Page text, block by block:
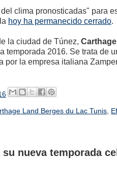
clima pronosticadas" para
hoy ha permanecido cerrado.
la ciudad de Túnez,
temporada 2016. Se trata de
por la empresa italiana
Land Berges du Lac Tunis,
nueva temporada